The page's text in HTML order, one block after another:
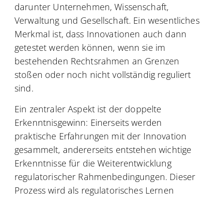
darunter Unternehmen, Wissenschaft,
Verwaltung und Gesellschaft. Ein wesentliches
Merkmal ist, dass Innovationen auch dann
getestet werden können, wenn sie im
bestehenden Rechtsrahmen an Grenzen
stoßen oder noch nicht vollständig reguliert
sind.
Ein zentraler Aspekt ist der doppelte
Erkenntnisgewinn: Einerseits werden
praktische Erfahrungen mit der Innovation
gesammelt, andererseits entstehen wichtige
Erkenntnisse für die Weiterentwicklung
regulatorischer Rahmenbedingungen. Dieser
Prozess wird als regulatorisches Lernen